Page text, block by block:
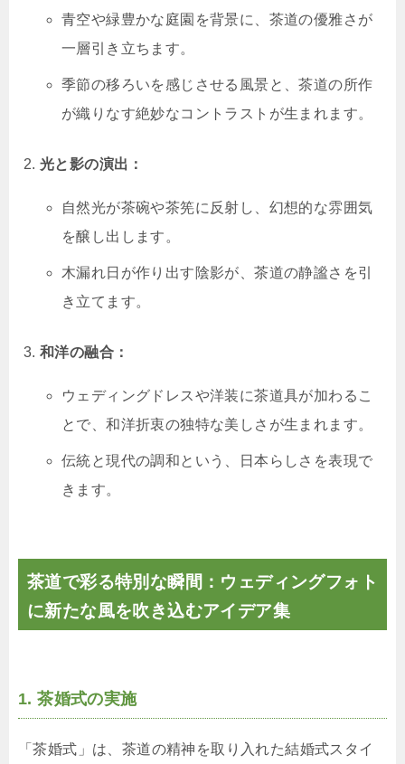
青空や緑豊かな庭園を背景に、茶道の優雅さが
一層引き立ちます。
季節の移ろいを感じさせる風景と、茶道の所作
が織りなす絶妙なコントラストが生まれます。
光と影の演出：
自然光が茶碗や茶筅に反射し、幻想的な雰囲気
を醸し出します。
木漏れ日が作り出す陰影が、茶道の静謐さを引
き立てます。
和洋の融合：
ウェディングドレスや洋装に茶道具が加わるこ
とで、和洋折衷の独特な美しさが生まれます。
伝統と現代の調和という、日本らしさを表現で
きます。
茶道で彩る特別な瞬間：ウェディングフォト
に新たな風を吹き込むアイデア集
1. 茶婚式の実施
「茶婚式」は、茶道の精神を取り入れた結婚式スタイ